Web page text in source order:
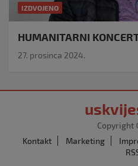
IZDVOJENO
HUMANITARNI
27. prosinca 2024.
Copyright
Kontakt
Marketing